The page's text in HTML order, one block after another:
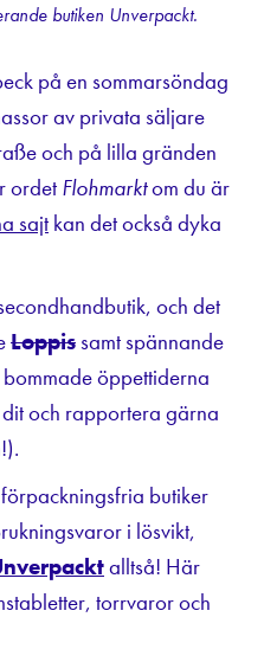
butiken Unverpackt.
på en sommarsöndag
av privata säljare
och på lilla gränden
ordet Flohmarktom du är
sajt kan det också dyka
och det
Loppissamt spännande
öppettiderna
och rapportera gärna
butiker
i lösvikt,
alltså! Här
torrvaror och